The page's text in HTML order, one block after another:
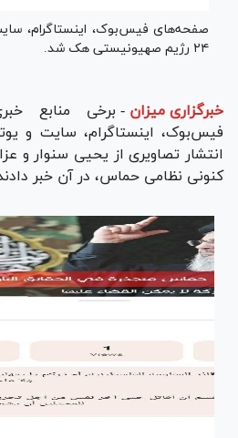
۲۴ رژیم صهیونیستی هک شد.
خبرگزاری میزان - برخی منابع
انتشار تصاویری از یحیی سنوار و
کنونی نظامی حماس، در آن خبر